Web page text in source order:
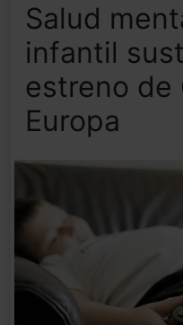
Salud
infantil
estreno de
Europa